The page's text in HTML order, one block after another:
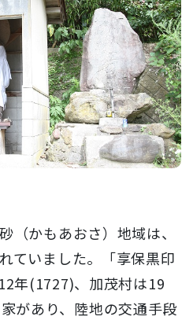
（かもあおさ）地域は、
ていました。「享保黒印
年(1727)、加茂村は19
があり、陸地の交通手段